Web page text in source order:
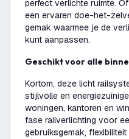
perfect verlichte ruimte.
een ervaren doe-het-
gemak waarmee je de
kunt aanpassen.
Geschikt voor alle
Kortom, deze licht
stijlvolle en
woningen, kantoren en
fase railverlichting voor
gebruiksgemak,